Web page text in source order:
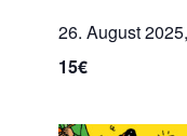
26. August
15€